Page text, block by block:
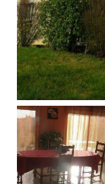
nous
Blog